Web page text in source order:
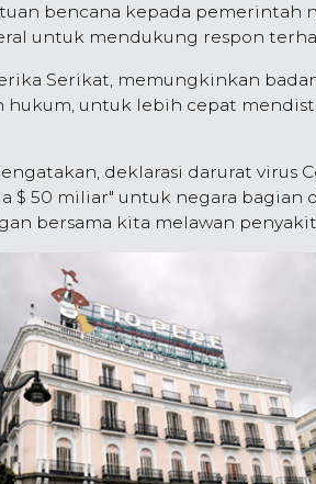
bencana kepada pemerintah
untuk mendukung respon
Serikat, memungkinkan
hukum, untuk lebih cepat
deklarasi darurat virus
$ 50 miliar" untuk negara bagian
bersama kita melawan